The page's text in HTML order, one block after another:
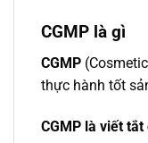
CGMP là gì
CGMP
thực hành tốt
CGMP là viết